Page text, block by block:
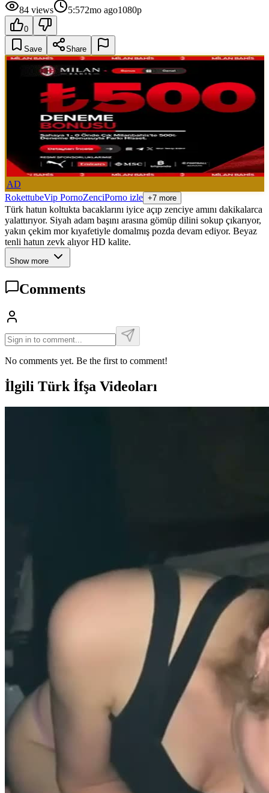
84 views 5:572mo ago1080p
0
Save Share
AD
RokettubeVip PornoZenciPorno izle +7 more
Türk hatun koltukta bacaklarını iyice açıp zenciye amını dakikalarca
yalattırıyor. Siyah adam başını arasına gömüp dilini sokup çıkarıyor,
yakın çekim mor kıyafetiyle domalmış pozda devam ediyor. Beyaz
tenli hatun zevk alıyor HD kalite.
Show more
Comments
No comments yet. Be the first to comment!
İlgili Türk İfşa Videoları